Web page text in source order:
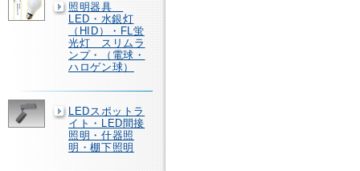
照明器具
LED・水銀灯
（HID）・FL蛍
光灯 スリムラ
ンプ・（電球・
ハロゲン球）
LEDスポットラ
イト・LED間接
照明・什器照
明・棚下照明